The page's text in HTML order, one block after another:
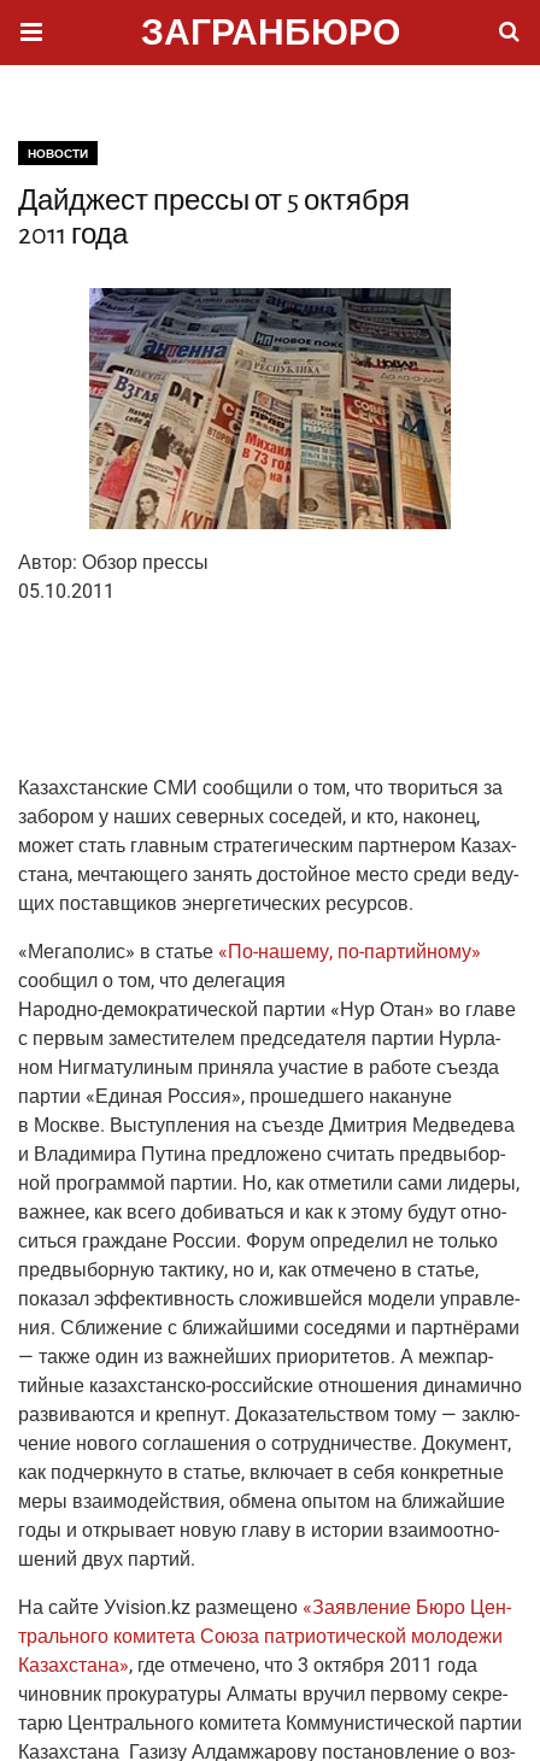
ЗАГРАНБЮРО
НОВОСТИ
Дайджест прессы от 5 октября
2011 года
Автор: Обзор прес­сы
05.10.2011
Казах­стан­ские СМИ сооб­щи­ли о том, что тво­рить­ся за
забо­ром у наших север­ных сосе­дей, и кто, нако­нец,
может стать глав­ным стра­те­ги­че­ским парт­не­ром Казах­
ста­на, меч­та­ю­ще­го занять достой­ное место сре­ди веду­
щих постав­щи­ков энер­ге­ти­че­ских ресурсов.
«Мега­по­лис» в ста­тье «По-наше­му, по-пар­тий­но­му»
сооб­щил о том, что деле­га­ция
Народ­но-демо­кра­ти­че­ской пар­тии «Нур Отан» во гла­ве
с пер­вым заме­сти­те­лем пред­се­да­те­ля пар­тии Нур­ла­
ном Ниг­ма­ту­ли­ным при­ня­ла уча­стие в рабо­те съез­да
пар­тии «Еди­ная Рос­сия», про­шед­ше­го нака­нуне
в Москве. Выступ­ле­ния на съез­де Дмит­рия Мед­ве­де­ва
и Вла­ди­ми­ра Пути­на пред­ло­же­но счи­тать пред­вы­бор­
ной про­грам­мой пар­тии. Но, как отме­ти­ли сами лиде­ры,
важ­нее, как все­го доби­вать­ся и как к это­му будут отно­
сить­ся граж­дане Рос­сии. Форум опре­де­лил не толь­ко
пред­вы­бор­ную так­ти­ку, но и, как отме­че­но в ста­тье,
пока­зал эффек­тив­ность сло­жив­шей­ся моде­ли управ­ле­
ния. Сбли­же­ние с бли­жай­ши­ми сосе­дя­ми и парт­нё­ра­ми
— так­же один из важ­ней­ших при­о­ри­те­тов. А меж­пар­
тий­ные казах­стан­ско-рос­сий­ские отно­ше­ния дина­мич­но
раз­ви­ва­ют­ся и креп­нут. Дока­за­тель­ством тому — заклю­
че­ние ново­го согла­ше­ния о сотруд­ни­че­стве. Доку­мент,
как под­черк­ну­то в ста­тье, вклю­ча­ет в себя кон­крет­ные
меры вза­и­мо­дей­ствия, обме­на опы­том на бли­жай­шие
годы и откры­ва­ет новую гла­ву в исто­рии вза­и­мо­от­но­
ше­ний двух партий.
На сай­те Уvision.kz раз­ме­ще­но «Заяв­ле­ние Бюро Цен­
траль­но­го коми­те­та Сою­за пат­ри­о­ти­че­ской моло­де­жи
Казах­ста­на», где отме­че­но, что 3 октяб­ря 2011 года
чинов­ник про­ку­ра­ту­ры Алма­ты вру­чил пер­во­му сек­ре­
та­рю Цен­траль­но­го коми­те­та Ком­му­ни­сти­че­ской пар­тии
Казах­ста­на Гази­зу Алдам­жа­ро­ву поста­нов­ле­ние о воз­